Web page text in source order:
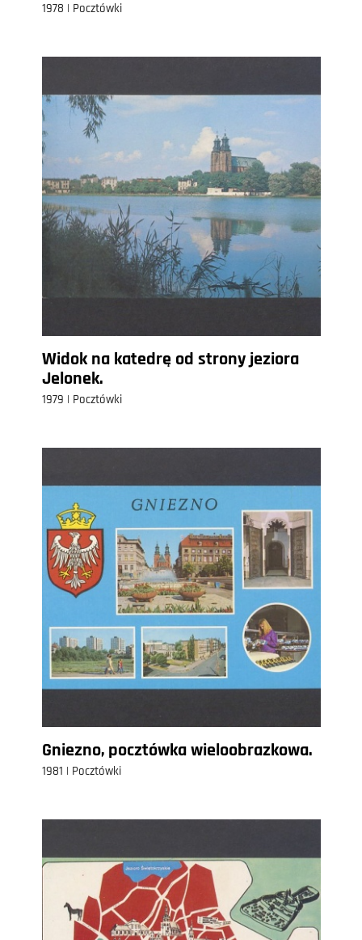
1978 | Pocztówki
Widok na katedrę od strony jeziora
Jelonek.
1979 | Pocztówki
Gniezno, pocztówka wieloobrazkowa.
1981 | Pocztówki